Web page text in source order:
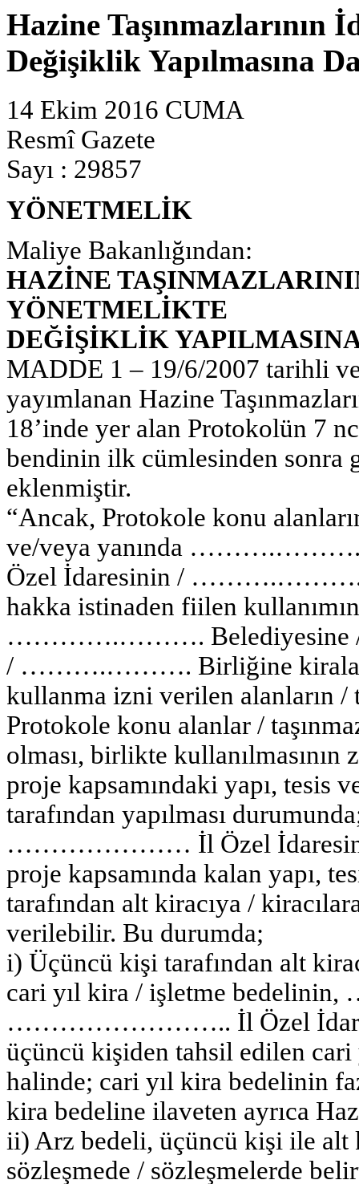
Hazine Taşınmazlarının
Değişiklik Yapılmasına
14 Ekim 2016 CUMA
Resmî Gazete
Sayı : 29857
YÖNETMELİK
Maliye Bakanlığından:
HAZİNE
YÖNETMELİKTE
DEĞİŞİKLİK
MADDE 1 – 19/6/2007 tarihli ve
yayımlanan Hazine
18’inde yer alan Protokolün 7
bendinin ilk cümlesinden sonra
eklenmiştir.
“Ancak, Protokole konu
ve/veya yanında
Özel İdaresinin / ……….……….
hakka istinaden fiilen
………….……….
/ ……….………. Birliğine
kullanma izni verilen alanların /
Protokole konu alanlar /
olması, birlikte
proje kapsamındaki yapı, tesis
tarafından yapılması
………………… İl Özel
proje kapsamında kalan yapı,
tarafından alt kiracıya /
verilebilir. Bu durumda;
i) Üçüncü kişi tarafından alt
cari yıl kira / işletme
…………………….. İl Özel
üçüncü kişiden tahsil edilen
halinde; cari yıl kira bedelinin
kira bedeline ilaveten ayrıca
ii) Arz bedeli, üçüncü kişi ile alt
sözleşmede / sözleşmelerde